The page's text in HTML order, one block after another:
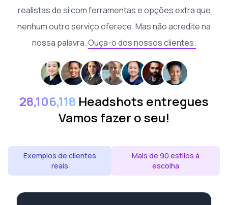
realistas de si com ferramentas e opções extra que
nenhum outro serviço oferece. Mas não acredite na
nossa palavra.Ouça-o dos nossos clientes.
28,106,118 Headshots entregues
Vamos fazer o seu!
Exemplos de clientes
reais
Mais de 90 estilos à
escolha